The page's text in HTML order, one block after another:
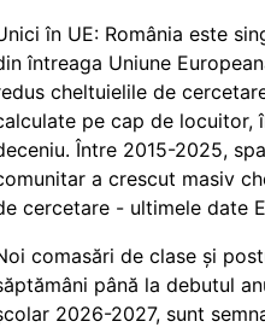
în UE: România este
întreaga Uniune
cheltuielile de
pe cap de locuitor,
Între 2015-2025,
a crescut masiv
cercetare - ultimele date
comasări de clase și
până la debutul
2026-2027, sunt